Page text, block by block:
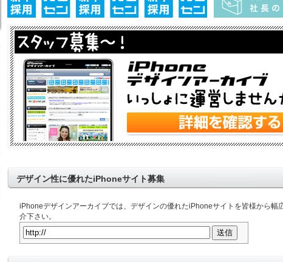
デザイン性に優れたiPhoneサイト募集
iPhoneデザインアーカイブでは、デザインの優れたiPhoneサイトを皆様から幅
介下さい。